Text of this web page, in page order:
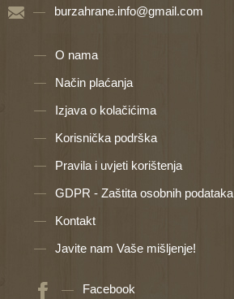
burzahrane.info@gmail.com
O nama
Način plaćanja
Izjava o kolačićima
Korisnička podrška
Pravila i uvjeti korištenja
GDPR - Zaštita osobnih podataka
Kontakt
Javite nam Vaše mišljenje!
Facebook